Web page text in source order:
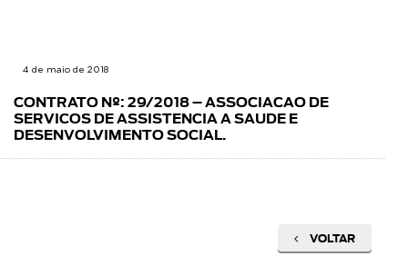
4 de maio de 2018
CONTRATO Nº: 29/2018 – ASSOCIACAO DE
SERVICOS DE ASSISTENCIA A SAUDE E
DESENVOLVIMENTO SOCIAL.
VOLTAR